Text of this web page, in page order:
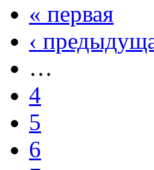
« первая
‹
…
4
5
6